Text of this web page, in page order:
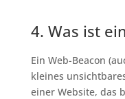
4. Was ist
Ein Web-Beacon
kleines
einer Website, das